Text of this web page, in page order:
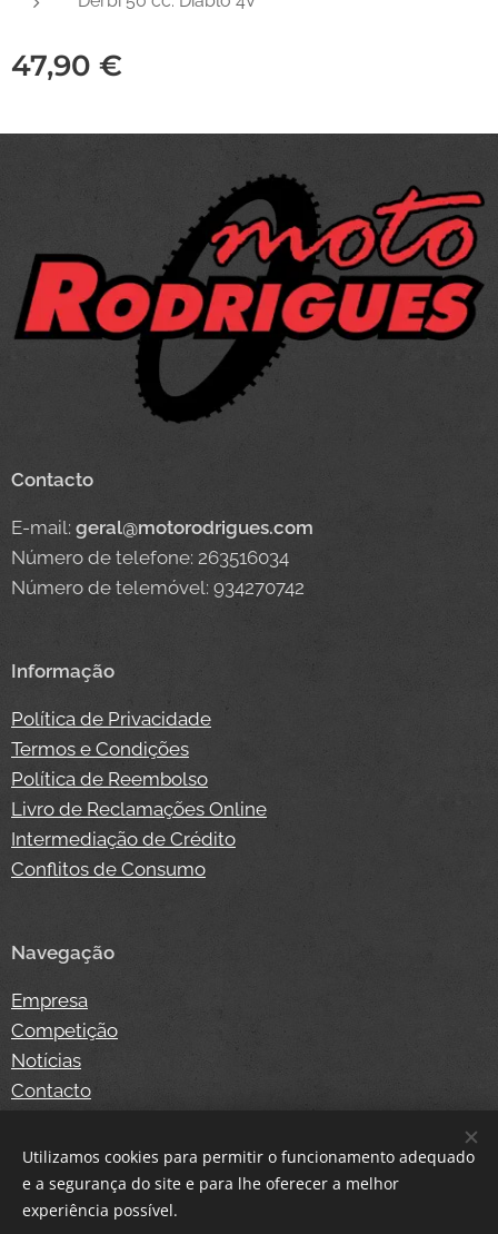
47,90 €
Contacto
E-mail: geral@motorodrigues.com
Número de telefone: 263516034
Número de telemóvel: 934270742
Informação
Política de Privacidade
Termos e Condições
Política de Reembolso
Livro de Reclamações Online
Intermediação de Crédito
Conflitos de Consumo
Navegação
Empresa
Competição
Notícias
Contacto
Login
Utilizamos cookies para permitir o funcionamento adequado
e a segurança do site e para lhe oferecer a melhor
experiência possível.